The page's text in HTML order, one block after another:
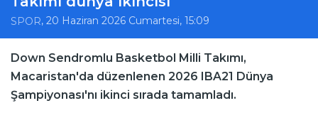
SPOR, 20 Haziran 2026 Cumartesi, 15:09
Down Sendromlu Basketbol Milli Takımı,
Macaristan'da düzenlenen 2026 IBA21 Dünya
Şampiyonası'nı ikinci sırada tamamladı.